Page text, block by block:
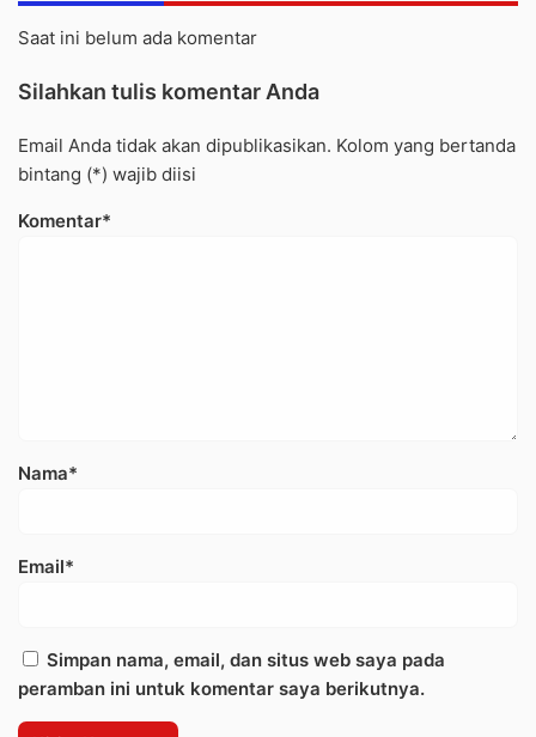
Saat ini belum ada komentar
Silahkan tulis komentar Anda
Email Anda tidak akan dipublikasikan. Kolom yang bertanda
bintang (*) wajib diisi
Komentar*
Nama*
Email*
Simpan nama, email, dan situs web saya pada
peramban ini untuk komentar saya berikutnya.